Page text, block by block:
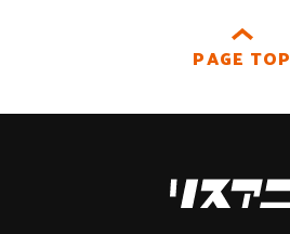
PAGE TOP